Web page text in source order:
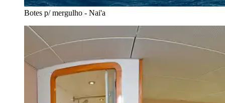
Botes p/ mergulho - Nai'a